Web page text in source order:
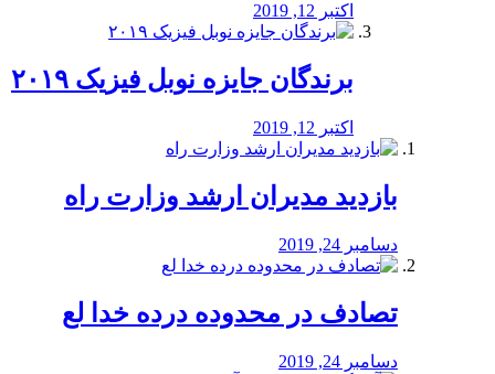
اکتبر 12, 2019
برندگان جایزه نوبل فیزیک ۲۰۱۹
اکتبر 12, 2019
بازدید مدیران ارشد وزارت راه
دسامبر 24, 2019
تصادف در محدوده درده خدا لع
دسامبر 24, 2019